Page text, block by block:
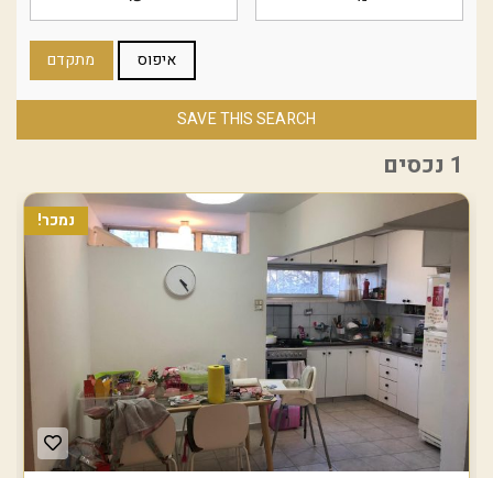
איפוס מתקדם
SAVE THIS SEARCH
1 נכסים
נמכר!